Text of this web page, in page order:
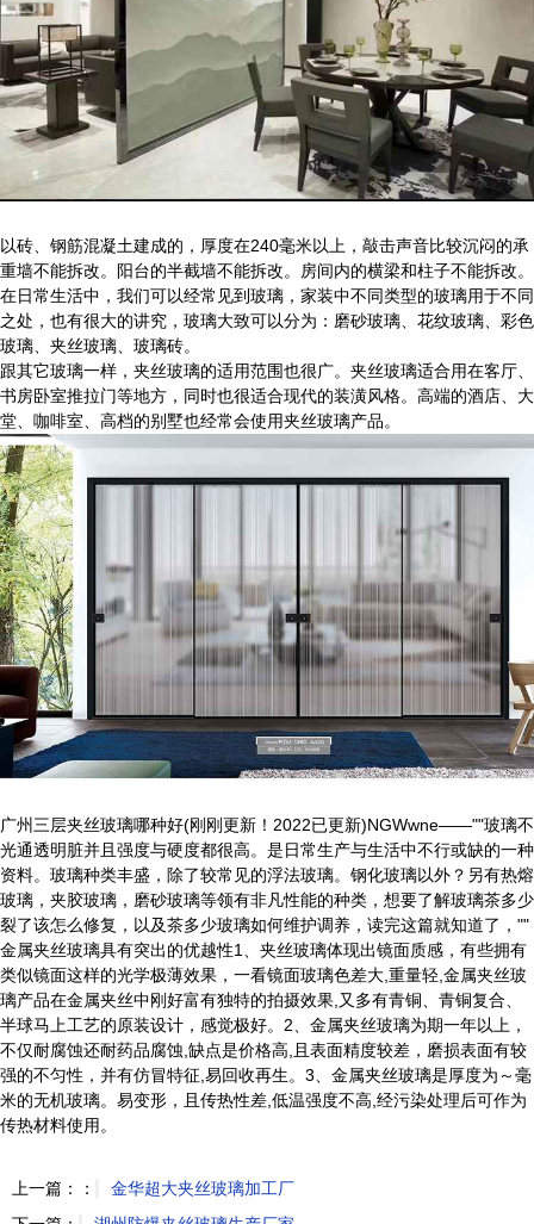
以砖、钢筋混凝土建成的，厚度在240毫米以上，敲击声音比较沉闷的承
重墙不能拆改。阳台的半截墙不能拆改。房间内的横梁和柱子不能拆改。
在日常生活中，我们可以经常见到玻璃，家装中不同类型的玻璃用于不同
之处，也有很大的讲究，玻璃大致可以分为：磨砂玻璃、花纹玻璃、彩色
玻璃、夹丝玻璃、玻璃砖。
跟其它玻璃一样，夹丝玻璃的适用范围也很广。夹丝玻璃适合用在客厅、
书房卧室推拉门等地方，同时也很适合现代的装潢风格。高端的酒店、大
堂、咖啡室、高档的别墅也经常会使用夹丝玻璃产品。
广州三层夹丝玻璃哪种好(刚刚更新！2022已更新)NGWwne——""玻璃不
光通透明脏并且强度与硬度都很高。是日常生产与生活中不行或缺的一种
资料。玻璃种类丰盛，除了较常见的浮法玻璃。钢化玻璃以外？另有热熔
玻璃，夹胶玻璃，磨砂玻璃等领有非凡性能的种类，想要了解玻璃茶多少
裂了该怎么修复，以及茶多少玻璃如何维护调养，读完这篇就知道了，""
金属夹丝玻璃具有突出的优越性1、夹丝玻璃体现出镜面质感，有些拥有
类似镜面这样的光学极薄效果，一看镜面玻璃色差大,重量轻,金属夹丝玻
璃产品在金属夹丝中刚好富有独特的拍摄效果,又多有青铜、青铜复合、
半球马上工艺的原装设计，感觉极好。2、金属夹丝玻璃为期一年以上，
不仅耐腐蚀还耐药品腐蚀,缺点是价格高,且表面精度较差，磨损表面有较
强的不匀性，并有仿冒特征,易回收再生。3、金属夹丝玻璃是厚度为～毫
米的无机玻璃。易变形，且传热性差,低温强度不高,经污染处理后可作为
传热材料使用。
上一篇：：
金华超大夹丝玻璃加工厂